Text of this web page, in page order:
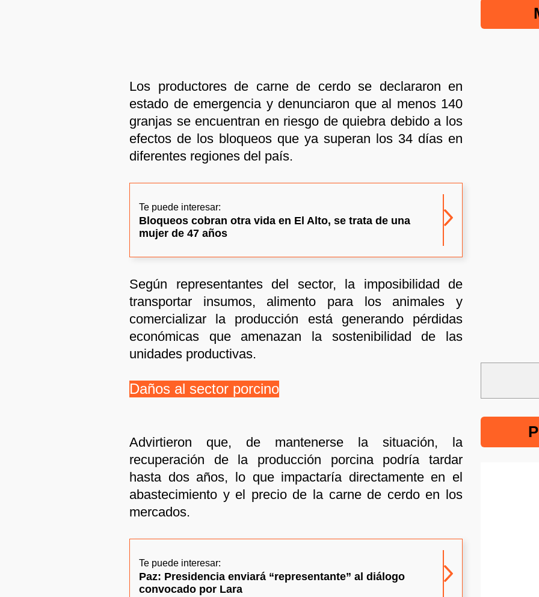
Los productores de carne de cerdo se declararon en
estado de emergencia y denunciaron que al menos 140
granjas se encuentran en riesgo de quiebra debido a los
efectos de los bloqueos que ya superan los 34 días en
diferentes regiones del país.
Te puede interesar:
Bloqueos cobran otra vida en El Alto, se trata de una
mujer de 47 años
Según representantes del sector, la imposibilidad de
transportar insumos, alimento para los animales y
comercializar la producción está generando pérdidas
económicas que amenazan la sostenibilidad de las
unidades productivas.
Daños al sector porcino
Advirtieron que, de mantenerse la situación, la
recuperación de la producción porcina podría tardar
hasta dos años, lo que impactaría directamente en el
abastecimiento y el precio de la carne de cerdo en los
mercados.
Te puede interesar:
Paz: Presidencia enviará “representante” al diálogo
convocado por Lara